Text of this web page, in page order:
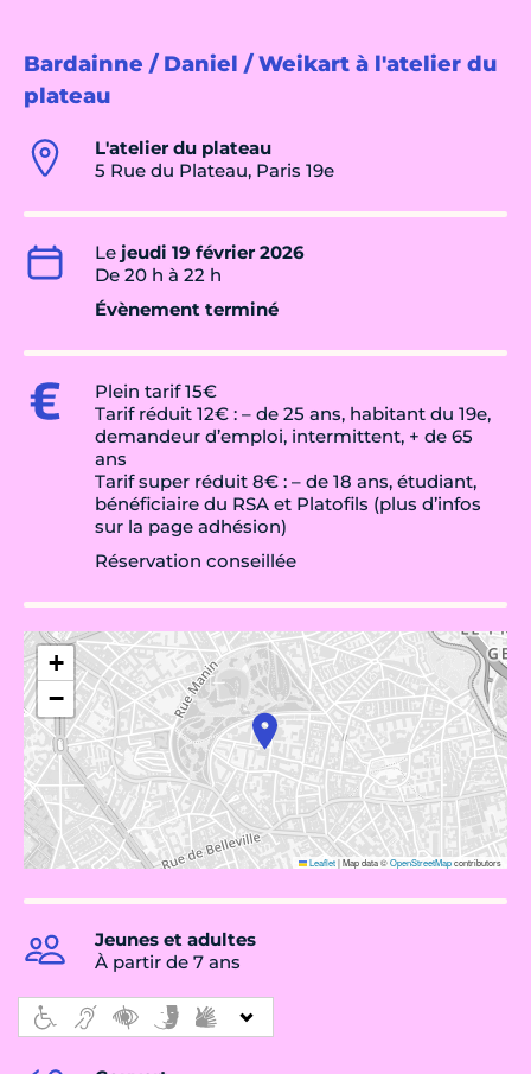
Bardainne / Daniel / Weikart à l'atelier du
plateau
L'atelier du plateau
5 Rue du Plateau, Paris 19e
Le jeudi 19 février 2026
De 20 h à 22 h
Évènement terminé
Plein tarif 15€
Tarif réduit 12€ : – de 25 ans, habitant du 19e,
demandeur d’emploi, intermittent, + de 65
ans
Tarif super réduit 8€ : – de 18 ans, étudiant,
bénéficiaire du RSA et Platofils (plus d’infos
sur la page adhésion)
Réservation conseillée
+
−
Leaflet|Map data ©OpenStreetMapcontributors
Jeunes et adultes
À partir de 7 ans